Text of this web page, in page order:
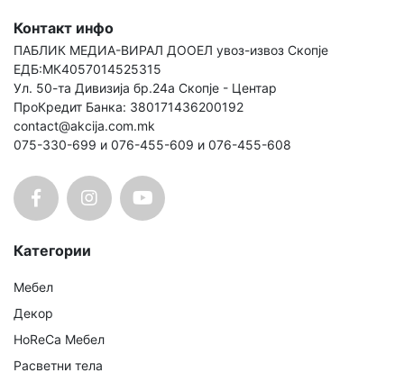
Контакт инфо
ПАБЛИК МЕДИА-ВИРАЛ ДООЕЛ увоз-извоз Скопје
ЕДБ:МК4057014525315
Ул. 50-та Дивизија бр.24а Скопје - Центар
ПроКредит Банка: 380171436200192
contact@akcija.com.mk
075-330-699 и 076-455-609 и 076-455-608
Категории
Мебел
Декор
HoReCa Мебел
Расветни тела